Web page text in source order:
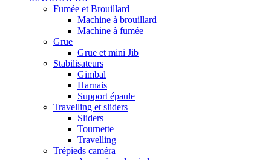
Fumée et Brouillard
Machine à brouillard
Machine à fumée
Grue
Grue et mini Jib
Stabilisateurs
Gimbal
Harnais
Support épaule
Travelling et sliders
Sliders
Tournette
Travelling
Trépieds caméra